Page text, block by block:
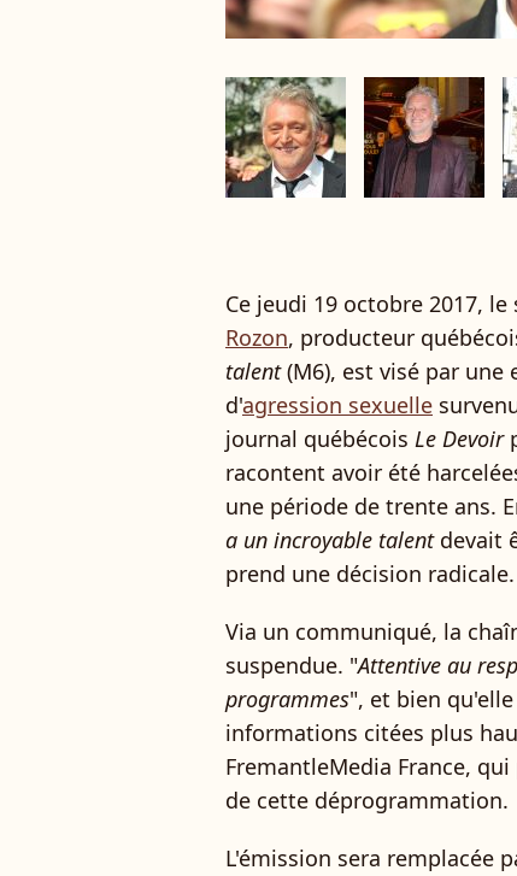
Ce jeudi 19 octobre 2017,
Rozon, producteur
talent(M6), est visé par une
d'agression sexuelle
journal québécois Le Devoir
racontent avoir été
une période de trente ans.
a un incroyable talentdevait
prend une décision radicale.
Via un communiqué, la
suspendue. "Attentive au
programmes", et bien
informations citées plus
FremantleMedia France,
de cette déprogrammation.
L'émission sera remplacée